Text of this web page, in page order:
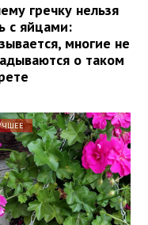
гречку нельзя
с яйцами:
многие не
о таком